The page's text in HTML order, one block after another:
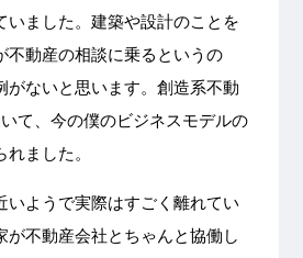
いました。建築や設計のことを
不動産の相談に乗るというの
がないと思います。創造系不動
て、今の僕のビジネスモデルの
ました。
いようで実際はすごく離れてい
が不動産会社とちゃんと協働し